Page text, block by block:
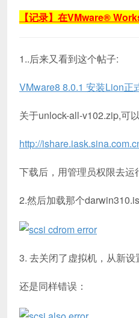
【记录】在VMware®
1..后来又看到这个帖子:
VMware8 8.0.1 安装Lion正
关于unlock-all-v102.zip,可
http://
下载后，用管理员权限去运
2.然后加载那个
3. 去关闭了虚拟机，从新
还是同样错误：